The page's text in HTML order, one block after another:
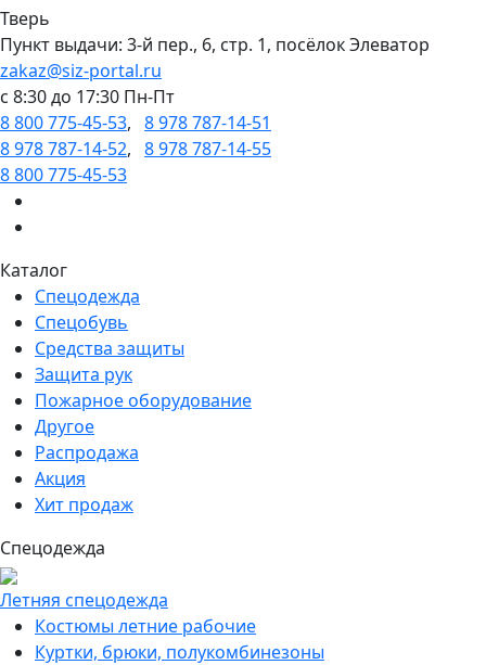
Тверь
Пункт выдачи: 3-й пер., 6, стр. 1, посёлок Элеватор
zakaz@siz-portal.ru
c 8:30 до 17:30 Пн-Пт
8 800 775-45-53, 8 978 787-14-51
8 978 787-14-52, 8 978 787-14-55
8 800 775-45-53
Каталог
Спецодежда
Спецобувь
Средства защиты
Защита рук
Пожарное оборудование
Другое
Распродажа
Акция
Хит продаж
Спецодежда
Летняя спецодежда
Костюмы летние рабочие
Куртки, брюки, полукомбинезоны